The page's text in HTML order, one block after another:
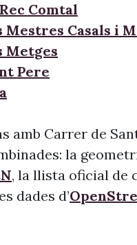
Comtal
Mestres Casals i
Metges
Pere
amb Carrer de
la
, la llista oficial de
dades d’